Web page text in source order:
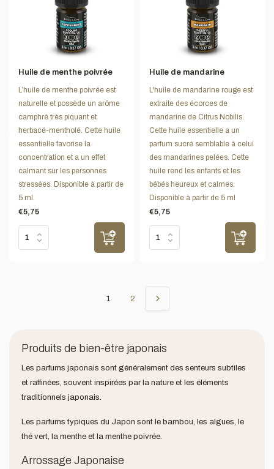
Huile de menthe poivrée
L’huile de menthe poivrée est
naturelle et possède un arôme
camphré très piquant et
herbacé-mentholé. Cette huile
essentielle favorise la
concentration et a un effet
calmant sur les personnes
stressées. Disponible à partir de
5 ml.
€5,75
Huile de mandarine
L'huile de mandarine rouge est
extraite des écorces de
mandarine de Citrus Nobilis.
Cette huile essentielle a un
parfum sucré semblable à celui
des mandarines pelées. Cette
huile rend les enfants et les
bébés heureux et calmes.
Disponible à partir de 5 ml
€5,75
1 2
Produits de bien-être japonais
Les parfums japonais sont généralement des senteurs subtiles
et raffinées, souvent inspirées par la nature et les éléments
traditionnels japonais.
Les parfums typiques du Japon sont le bambou, les algues, le
thé vert, la menthe et la menthe poivrée.
Arrossage Japonaise